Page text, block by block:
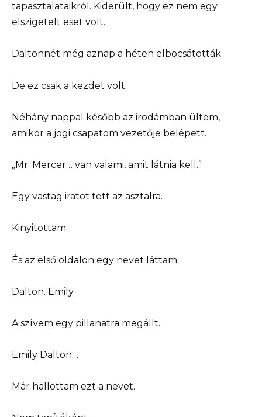
tapasztalataikról. Kiderült, hogy ez nem egy
elszigetelt eset volt.
Daltonnét még aznap a héten elbocsátották.
De ez csak a kezdet volt.
Néhány nappal később az irodámban ültem,
amikor a jogi csapatom vezetője belépett.
„Mr. Mercer… van valami, amit látnia kell.”
Egy vastag iratot tett az asztalra.
Kinyitottam.
És az első oldalon egy nevet láttam.
Dalton. Emily.
A szívem egy pillanatra megállt.
Emily Dalton…
Már hallottam ezt a nevet.